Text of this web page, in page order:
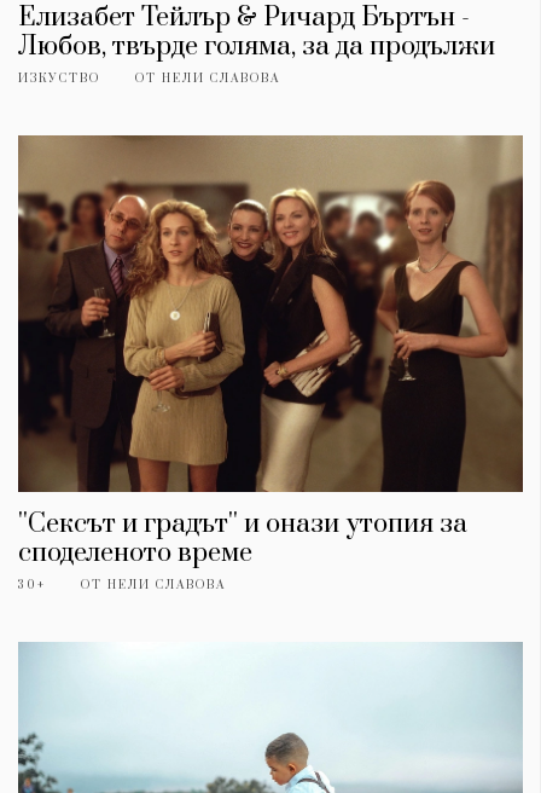
Елизабет Тейлър & Ричард Бъртън -
Любов, твърде голяма, за да продължи
ИЗКУСТВО ОТ НЕЛИ СЛАВОВА
''Сексът и градът'' и онази утопия за
споделеното време
30+ ОТ НЕЛИ СЛАВОВА
Dialogue
Изкуство
Реклама
Политика за